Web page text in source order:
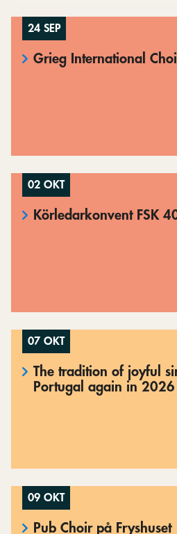
24 SEP
Grieg International
02 OKT
Körledarkonvent FSK
07 OKT
The tradition of joyful
Portugal again in 2026
09 OKT
Pub Choir på Fryshuset